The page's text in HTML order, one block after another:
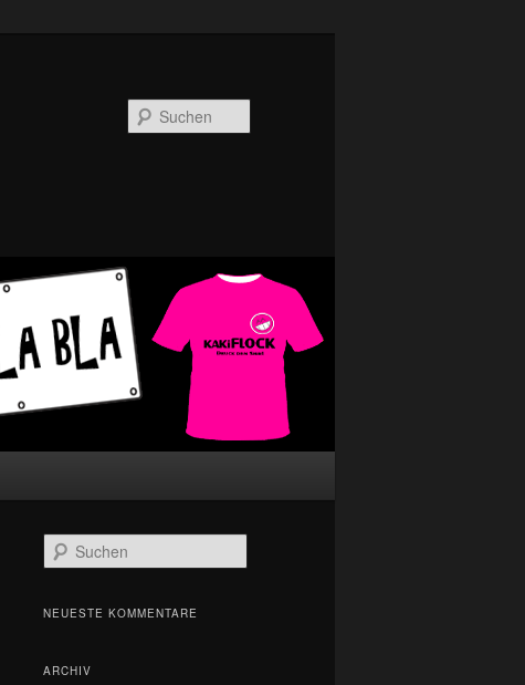
u
h
NEUESTE KOMMENTARE
ARCHIV